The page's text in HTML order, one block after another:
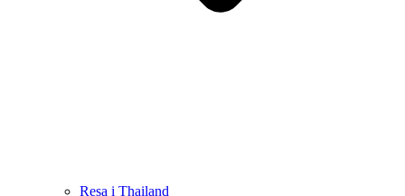
Resa i Thailand